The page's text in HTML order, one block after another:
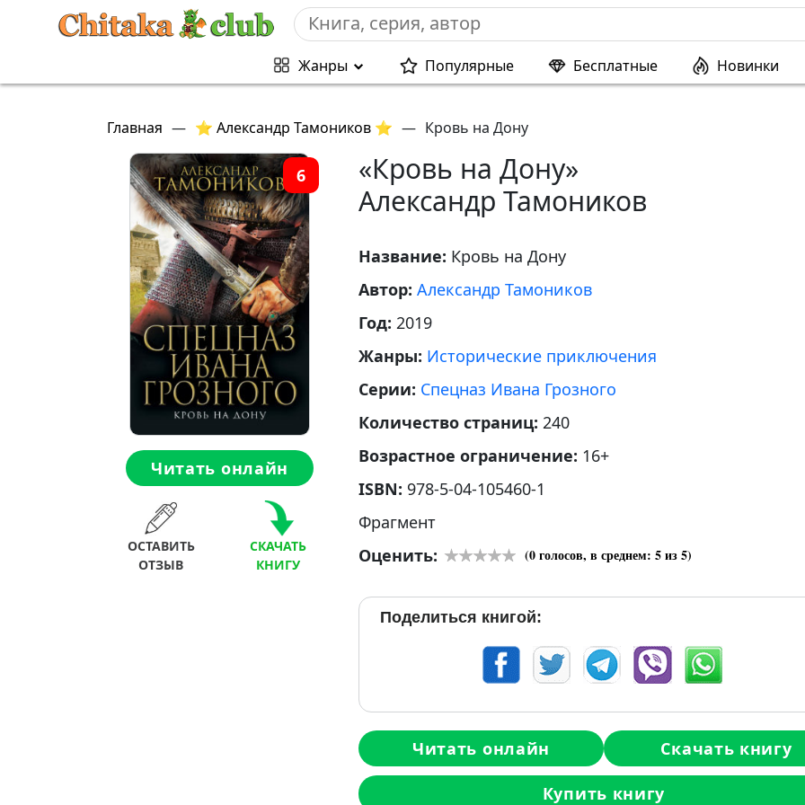
Жанры Популярные Бесплатные Новинки
Главная — ⭐ Александр Тамоников ⭐ — Кровь на Дону
6
Читать онлайн
ОСТАВИТЬ
ОТЗЫВ
СКАЧАТЬ
КНИГУ
«Кровь на Дону»
Александр Тамоников
Название: Кровь на Дону
Автор: Александр Тамоников
Год: 2019
Жанры: Исторические приключения
Серии: Спецназ Ивана Грозного
Количество страниц: 240
Возрастное ограничение: 16+
ISBN: 978-5-04-105460-1
Фрагмент
Оценить:
(0голосов, в среднем: 5из 5)
Поделиться книгой:
Читать онлайн Скачать книгу
Купить книгу